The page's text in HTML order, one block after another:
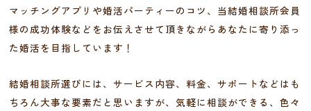
マッチングアプリや婚活パーティーのコツ、当結婚相談所会員
様の成功体験などをお伝えさせて頂きながらあなたに寄り添っ
た婚活を目指しています！
結婚相談所選びには、サービス内容、料金、サポートなどはも
ちろん大事な要素だと思いますが、気軽に相談ができる、色々